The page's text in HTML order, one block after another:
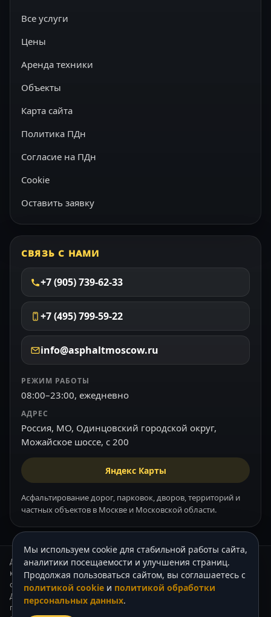
Все услуги
Цены
Аренда техники
Объекты
Карта сайта
Политика ПДн
Согласие на ПДн
Cookie
Оставить заявку
СВЯЗЬ С НАМИ
+7 (905) 739-62-33
+7 (495) 799-59-22
info@asphaltmoscow.ru
РЕЖИМ РАБОТЫ
08:00–23:00, ежедневно
АДРЕС
Россия, МО, Одинцовский городской округ,
Можайское шоссе, с 200
Яндекс Карты
Асфальтирование дорог, парковок, дворов, территорий и
частных объектов в Москве и Московской области.
Данный интернет-сайт носит информационный характер и ни при
каких условиях не является публичной офертой, которая
определяется положениями Статьи 437 (2) Гражданского кодекса РФ.
Для получения подробной информации о стоимости наших услуг,
пожалуйста, обращайтесь к нашим менеджерам по телефону +7
Мы используем cookie для стабильной работы сайта,
аналитики посещаемости и улучшения страниц.
Продолжая пользоваться сайтом, вы соглашаетесь с
политикой cookie и политикой обработки
персональных данных.